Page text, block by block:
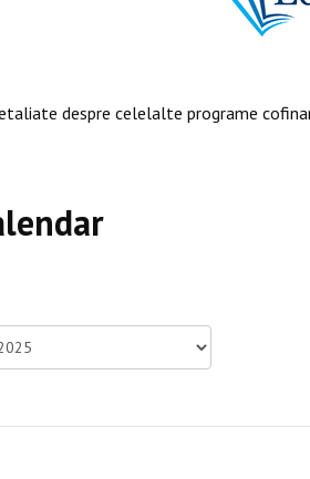
despre celelalte programe